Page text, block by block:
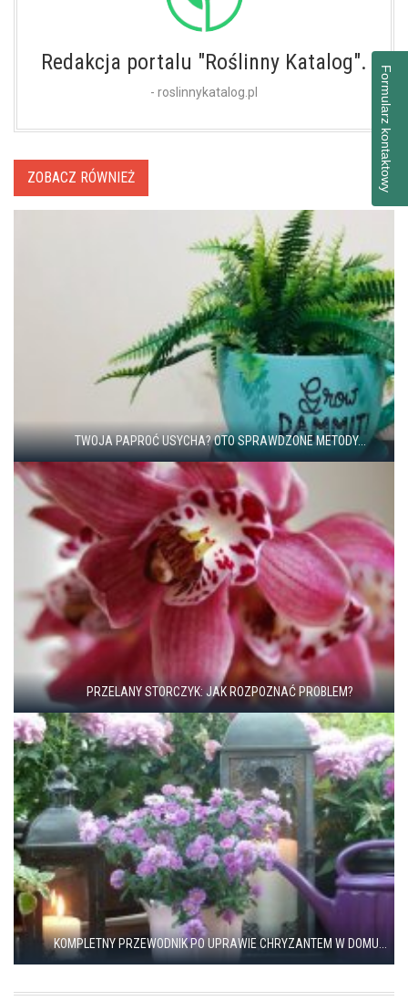
Redakcja portalu "Roślinny Katalog".
- roslinnykatalog.pl
ZOBACZ RÓWNIEŻ
TWOJA PAPROĆ USYCHA? OTO SPRAWDZONE METODY...
PRZELANY STORCZYK: JAK ROZPOZNAĆ PROBLEM?
KOMPLETNY PRZEWODNIK PO UPRAWIE CHRYZANTEM W DOMU...
Formularz kontaktowy